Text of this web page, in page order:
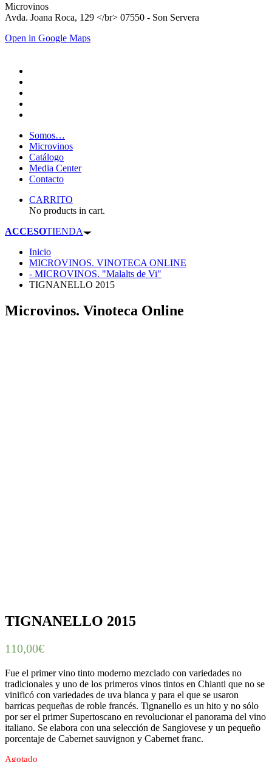
Microvinos
Avda. Joana Roca, 129 </br> 07550 - Son Servera
Open in Google Maps
Somos…
Microvinos
Catálogo
Media Center
Contacto
CARRITO
No products in cart.
ACCESOTIENDA
Inicio
MICROVINOS. VINOTECA ONLINE
- MICROVINOS. "Malalts de Vi"
TIGNANELLO 2015
Microvinos. Vinoteca Online
TIGNANELLO 2015
110,00€
Fue el primer vino tinto moderno mezclado con variedades no
tradicionales y uno de los primeros vinos tintos en Chianti que no se
vinificó con variedades de uva blanca y para el que se usaron
barricas pequeñas de roble francés. Tignanello es un hito y no sólo
por ser el primer Supertoscano en revolucionar el panorama del vino
italiano. Se elabora con una selección de Sangiovese y un pequeño
porcentaje de Cabernet sauvignon y Cabernet franc.
Agotado